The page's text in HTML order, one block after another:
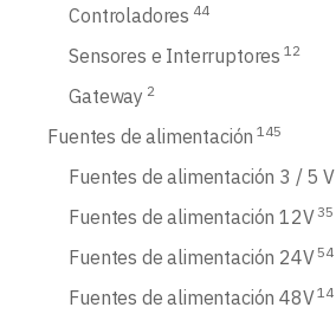
Controladores 44
Sensores e Interruptores 12
Gateway 2
Fuentes de alimentación 145
Fuentes de alimentación 3 / 5 V
Fuentes de alimentación 12V 35
Fuentes de alimentación 24V 54
Fuentes de alimentación 48V 14